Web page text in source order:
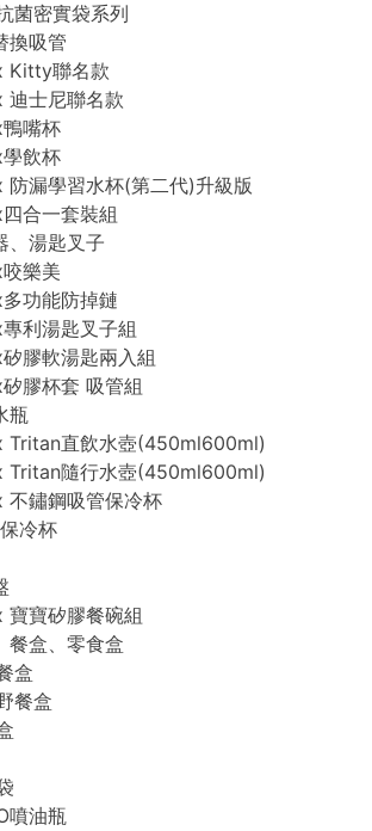
菌密實袋系列
換吸管
Kitty聯名款
迪士尼聯名款
嘴杯
飲杯
防漏學習水杯(第二代)升級版
合一套裝組
、湯匙叉子
樂美
功能防掉鏈
利湯匙叉子組
膠軟湯匙兩入組
膠杯套 吸管組
瓶
Tritan直飲水壺(450ml600ml)
Tritan隨行水壺(450ml600ml)
不鏽鋼吸管保冷杯
冷杯
寶寶矽膠餐碗組
餐盒、零食盒
盒
餐盒
噴油瓶